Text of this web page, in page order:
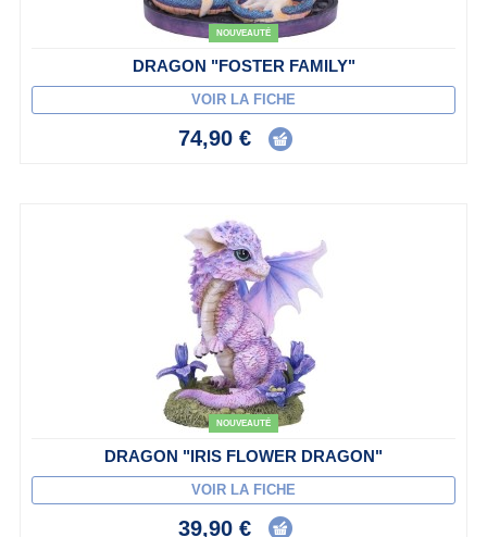
NOUVEAUTÉ
DRAGON "FOSTER FAMILY"
VOIR LA FICHE
74,90 €
NOUVEAUTÉ
DRAGON "IRIS FLOWER DRAGON"
VOIR LA FICHE
39,90 €